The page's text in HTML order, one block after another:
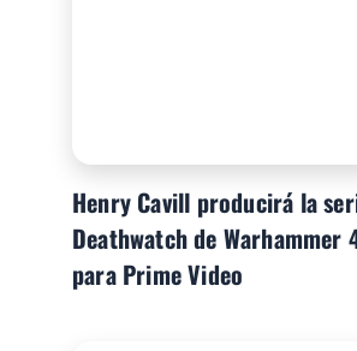
Henry Cavill producirá la
Deathwatch de Warhammer
para Prime Video